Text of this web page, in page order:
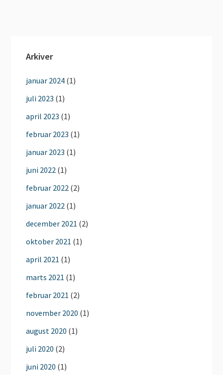
Arkiver
januar 2024 (1)
juli 2023 (1)
april 2023 (1)
februar 2023 (1)
januar 2023 (1)
juni 2022 (1)
februar 2022 (2)
januar 2022 (1)
december 2021 (2)
oktober 2021 (1)
april 2021 (1)
marts 2021 (1)
februar 2021 (2)
november 2020 (1)
august 2020 (1)
juli 2020 (2)
juni 2020 (1)